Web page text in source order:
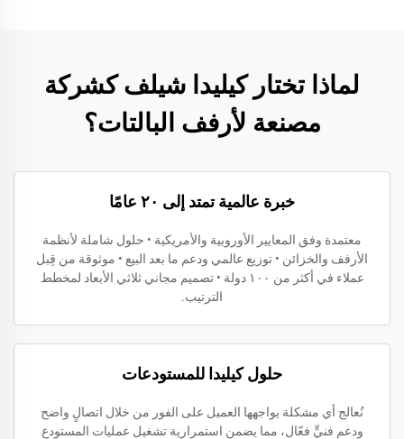
لماذا تختار كيليدا شيلف كشركة
مصنعة لأرفف البالتات؟
خبرة عالمية تمتد إلى ٢٠ عامًا
معتمدة وفق المعايير الأوروبية والأمريكية • حلول شاملة لأنظمة
الأرفف والخزائن • توزيع عالمي ودعم ما بعد البيع • موثوقة من قِبل
عملاء في أكثر من ١٠٠ دولة • تصميم مجاني ثلاثي الأبعاد لمخطط
الترتيب.
حلول كيليدا للمستودعات
نُعالج أي مشكلة يواجهها العميل على الفور من خلال اتصالٍ واضح
ودعم فنيٍّ فعّال، مما يضمن استمرارية تشغيل عمليات المستودع